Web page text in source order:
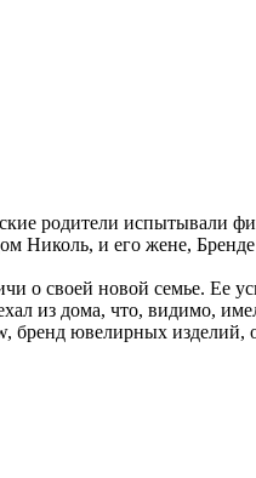
родители испытывали
Николь, и его жене,
о своей новой семье. Ее
из дома, что, видимо,
бренд ювелирных изделий,